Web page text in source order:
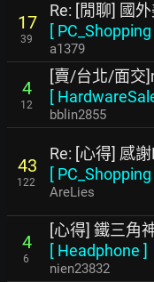
17
39
Re: [閒聊] 國
[ PC_Shopping
a1379
4
12
[賣/台北/面交
[
bblin2855
43
122
Re: [心得] 感
[ PC_Shopping
AreLies
4
6
[心得] 鐵三角
[ Headphone ]
nien23832